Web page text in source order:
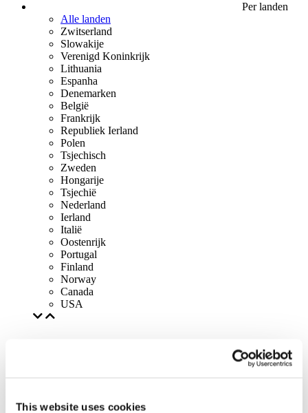
This website uses cookies
Per landen
Alle landen
Zwitserland
Slowakije
Verenigd Koninkrijk
Lithuania
Espanha
Denemarken
België
Frankrijk
Republiek Ierland
Polen
Tsjechisch
Zweden
Hongarije
Tsjechië
Nederland
Ierland
Italië
Oostenrijk
Portugal
Finland
Norway
Canada
USA